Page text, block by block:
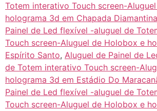
Totem interativo Touch screen-
holograma 3d em Chapada Diamantina
Painel de Led flexível -aluguel de
Touch screen-Aluguel de Holobox e
Espírito Santo, Aluguel de Painel de
de Totem interativo Touch screen-
holograma 3d em Estádio Do
Painel de Led flexível -aluguel de
Touch screen-Aluguel de Holobox e